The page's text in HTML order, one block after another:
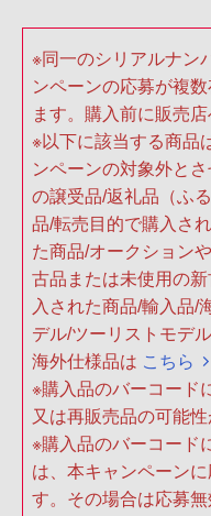
※同一のシリアルナン
ンペーンの応募が複
ます。購入前に販売
※以下に該当する商品
ンペーンの対象外と
の譲受品/返礼品（ふ
品/転売目的で購入さ
た商品/オークション
古品または未使用の
入された商品/輸入品/
デル/ツーリストモデル
海外仕様品は こちら
※購入品のバーコード
又は再販売品の可能
※購入品のバーコード
は、本キャンペーン
す。その場合は応募